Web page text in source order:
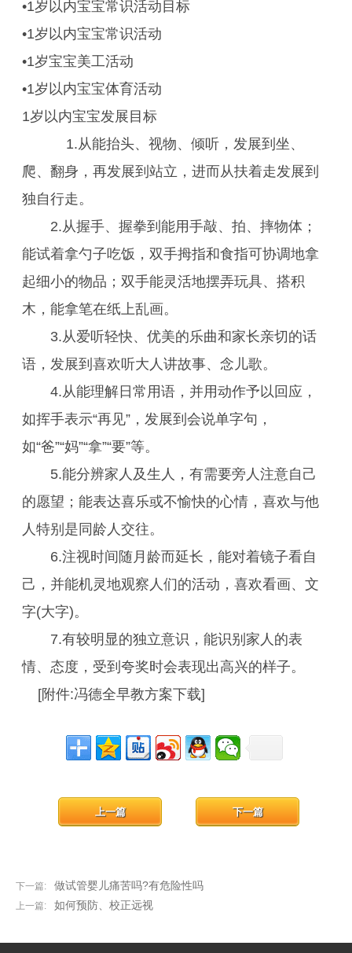
•1岁以内宝宝常识活动目标
•1岁以内宝宝常识活动
•1岁宝宝美工活动
•1岁以内宝宝体育活动
1岁以内宝宝发展目标
1.从能抬头、视物、倾听，发展到坐、
爬、翻身，再发展到站立，进而从扶着走发展到
独自行走。
2.从握手、握拳到能用手敲、拍、摔物体；
能试着拿勺子吃饭，双手拇指和食指可协调地拿
起细小的物品；双手能灵活地摆弄玩具、搭积
木，能拿笔在纸上乱画。
3.从爱听轻快、优美的乐曲和家长亲切的话
语，发展到喜欢听大人讲故事、念儿歌。
4.从能理解日常用语，并用动作予以回应，
如挥手表示“再见”，发展到会说单字句，
如“爸”“妈”“拿”“要”等。
5.能分辨家人及生人，有需要旁人注意自己
的愿望；能表达喜乐或不愉快的心情，喜欢与他
人特别是同龄人交往。
6.注视时间随月龄而延长，能对着镜子看自
己，并能机灵地观察人们的活动，喜欢看画、文
字(大字)。
7.有较明显的独立意识，能识别家人的表
情、态度，受到夸奖时会表现出高兴的样子。
[附件:冯德全早教方案下载]
下一篇: 做试管婴儿痛苦吗?有危险性吗
下一篇
上一篇: 如何预防、校正远视
上一篇